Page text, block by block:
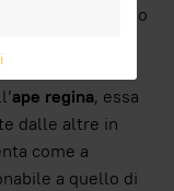
più piccole sono
quindi ai
ape regina, essa
dalle altre in
come a
a quello di